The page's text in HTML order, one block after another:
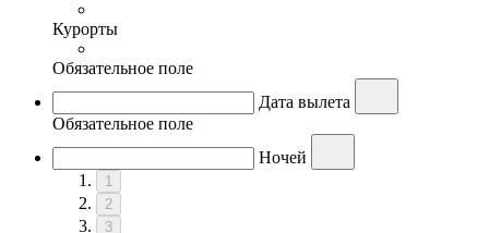
Курорты
Обязательное поле
Дата вылета
Обязательное поле
Ночей
1
2
3